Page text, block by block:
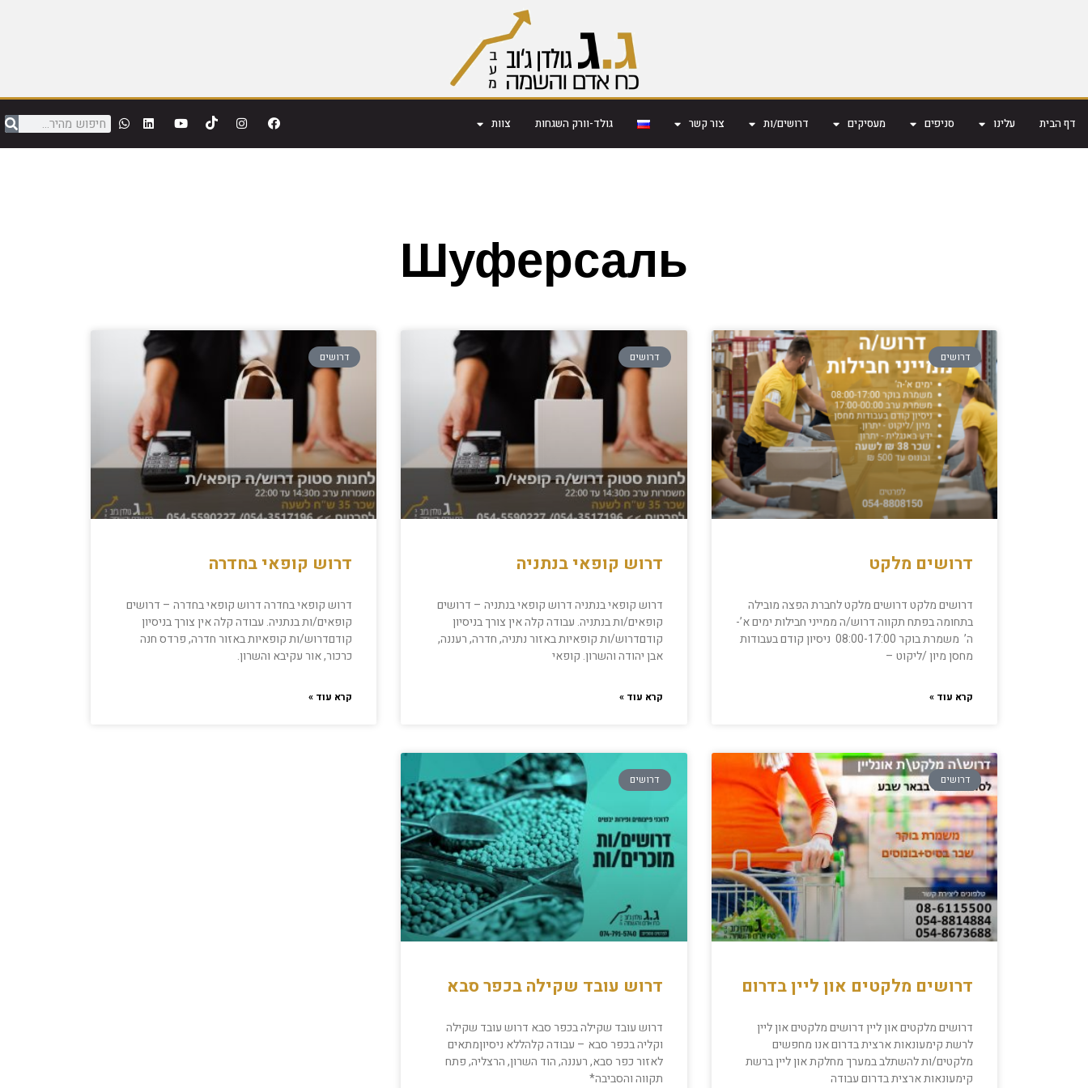
דף הבית עלינו סניפים מעסיקים דרושים/ות צור קשר גולד-וורק השגחות צוות
Шуферсаль
דרושים
דרושים מלקט
דרושים מלקט דרושים מלקט לחברת הפצה מובילה
בתחומה בפתח תקווה דרוש/ה ממייני חבילות ימים א’-
ה’ משמרת בוקר 08:00-17:00 ניסיון קודם בעבודות
מחסן מיון /ליקוט –
קרא עוד »
דרושים
דרוש קופאי בנתניה
דרוש קופאי בנתניה דרוש קופאי בנתניה – דרושים
קופאים/ות בנתניה. עבודה קלה אין צורך בניסיון
קודםדרוש/ות קופאיות באזור נתניה, חדרה, רעננה,
אבן יהודה והשרון. קופאי
קרא עוד »
דרושים
דרוש קופאי בחדרה
דרוש קופאי בחדרה דרוש קופאי בחדרה – דרושים
קופאים/ות בנתניה. עבודה קלה אין צורך בניסיון
קודםדרוש/ות קופאיות באזור חדרה, פרדס חנה
כרכור, אור עקיבא והשרון.
קרא עוד »
דרושים
דרושים מלקטים און ליין בדרום
דרושים מלקטים און ליין דרושים מלקטים און ליין
לרשת קימעונאות ארצית בדרום אנו מחפשים
מלקטים/ות להשתלב במערך מחלקת און ליין ברשת
קימעונאות ארצית בדרום עבודה
דרושים
דרוש עובד שקילה בכפר סבא
דרוש עובד שקילה בכפר סבא דרוש עובד שקילה
וקליה בכפר סבא – עבודה קלהללא ניסיוןמתאים
לאזור כפר סבא, רעננה, הוד השרון, הרצליה, פתח
תקווה והסביבה*